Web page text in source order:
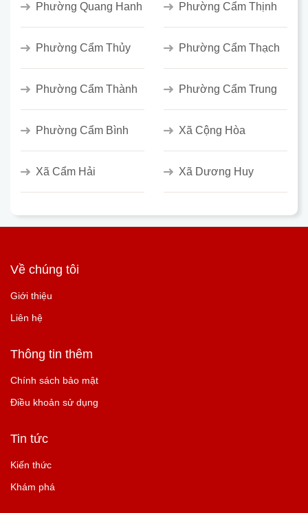
Phường Quang Hanh Phường Cẩm Thịnh
Phường Cẩm Thủy Phường Cẩm Thạch
Phường Cẩm Thành Phường Cẩm Trung
Phường Cẩm Bình Xã Cộng Hòa
Xã Cẩm Hải Xã Dương Huy
Về chúng tôi
Giới thiệu
Liên hệ
Thông tin thêm
Chính sách bảo mật
Điều khoản sử dụng
Tin tức
Kiến thức
Khám phá